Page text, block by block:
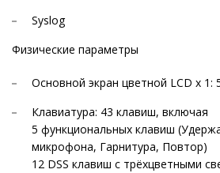
Syslog
Физические параметры
Основной экран цветной LCD x 1:
Клавиатура: 43 клавиш, включая
5 функциональных клавиш
микрофона, Гарнитура, Повтор)
12 DSS клавиш с трёхцветными